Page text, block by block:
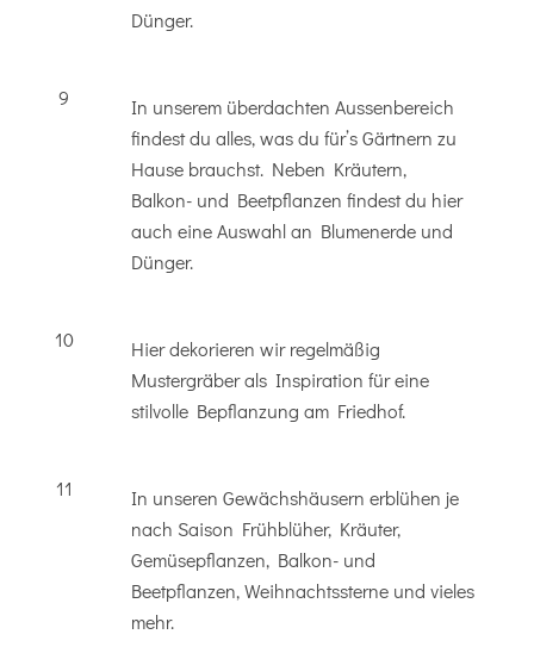
Dünger.
9
In unserem überdachten Aussenbereich
findest du alles, was du für’s Gärtnern zu
Hause brauchst. Neben Kräutern,
Balkon- und Beetpflanzen findest du hier
auch eine Auswahl an Blumenerde und
Dünger.
10
Hier dekorieren wir regelmäßig
Mustergräber als Inspiration für eine
stilvolle Bepflanzung am Friedhof.
11
In unseren Gewächshäusern erblühen je
nach Saison Frühblüher, Kräuter,
Gemüsepflanzen, Balkon- und
Beetpflanzen, Weihnachtssterne und vieles
mehr.